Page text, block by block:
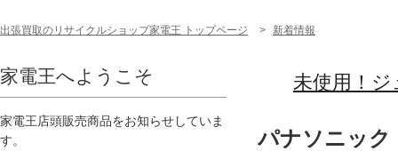
出張買取のリサイクルショップ家電王 トップページ > 新着情報
未使用！
パナソニック
家電王へようこそ
家電王店頭販売商品をお知らせしていま
す。